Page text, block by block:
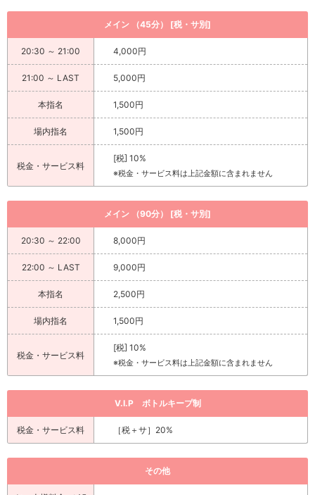
メイン （45分） [税・サ別]
20:30 ～ 21:00 4,000円
21:00 ～ LAST 5,000円
本指名 1,500円
場内指名 1,500円
税金・サービス料
[税] 10%
※税金・サービス料は上記金額に含まれません
メイン （90分） [税・サ別]
20:30 ～ 22:00 8,000円
22:00 ～ LAST 9,000円
本指名 2,500円
場内指名 1,500円
税金・サービス料
[税] 10%
※税金・サービス料は上記金額に含まれません
V.I.P ボトルキープ制
税金・サービス料 ［税＋サ］20%
その他